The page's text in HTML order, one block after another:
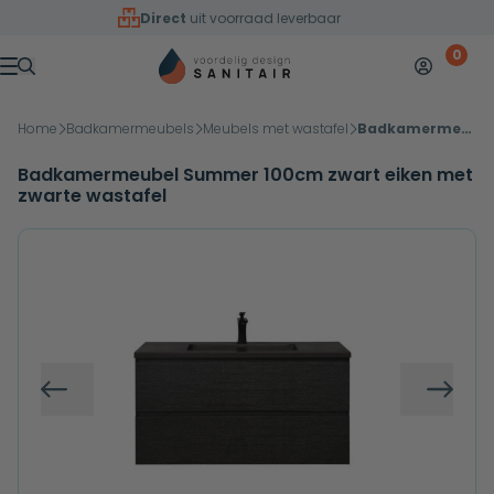
Overslaan naar inhoud
Direct uit voorraad leverbaar
Menu
Mijn 0
Home Badkamermeubels Meubels met wastafel Badkamermeubel Summer 100cm zwart eiken met zwarte wastafel
Badkamermeubel Summer 100cm zwart eiken met
zwarte wastafel
Vorige